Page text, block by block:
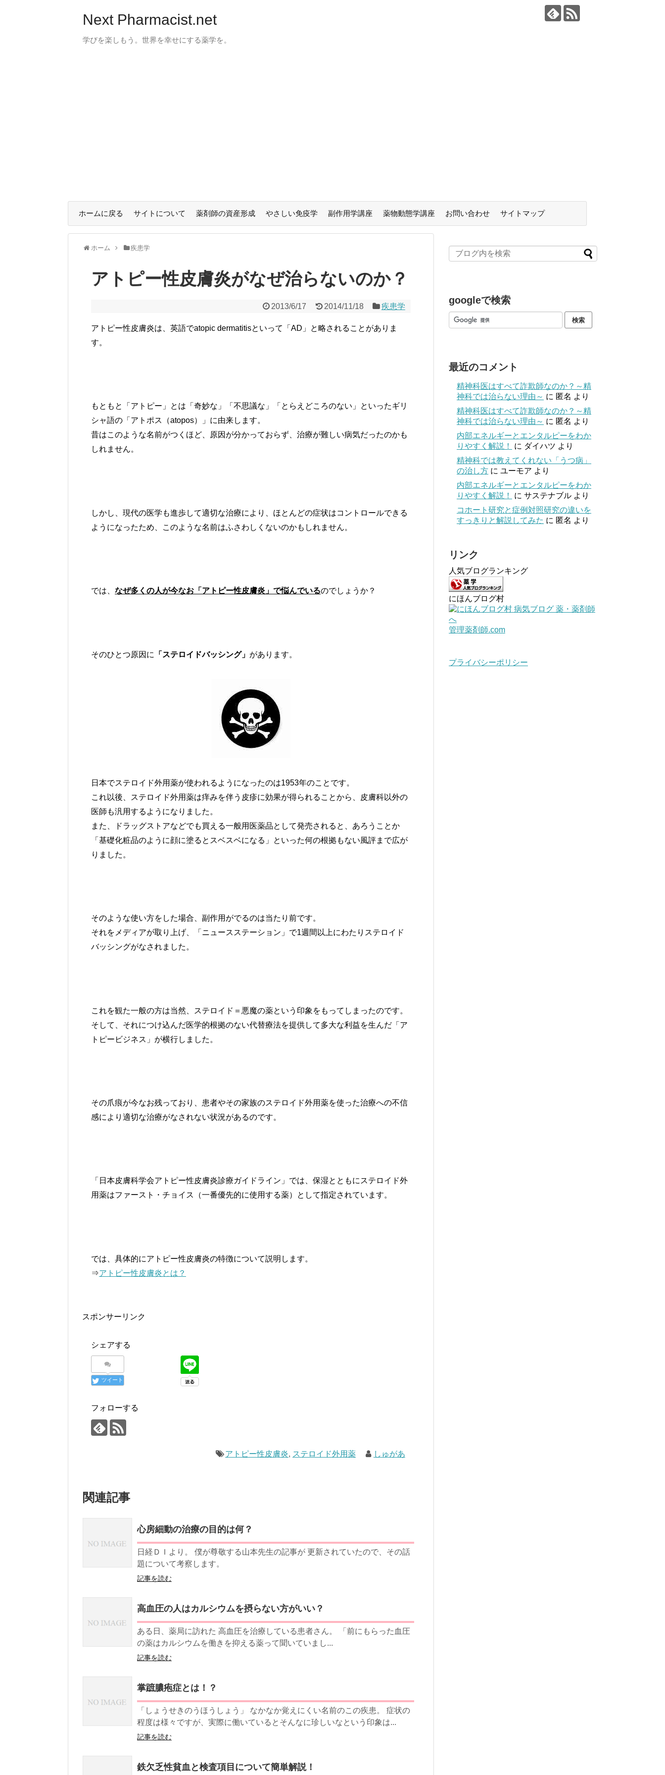
Next Pharmacist.net
学びを楽しもう。世界を幸せにする薬学を。
ホームに戻る サイトについて 薬剤師の資産形成 やさしい免疫学 副作用学講座 薬物動態学講座 お問い合わせ サイトマップ
ホーム 疾患学
アトピー性皮膚炎がなぜ治らないのか？
2013/6/17 2014/11/18 疾患学
アトピー性皮膚炎は、英語でatopic dermatitisといって「AD」と略されることがありま
す。
もともと「アトピー」とは「奇妙な」「不思議な」「とらえどころのない」といったギリ
シャ語の「アトポス（atopos）」に由来します。
昔はこのような名前がつくほど、原因が分かっておらず、治療が難しい病気だったのかも
しれません。
しかし、現代の医学も進歩して適切な治療により、ほとんどの症状はコントロールできる
ようになったため、このような名前はふさわしくないのかもしれません。
では、 なぜ多くの人が今なお「アトピー性皮膚炎」で悩んでいるのでしょうか？
そのひとつ原因に 「ステロイドバッシング」 があります。
日本でステロイド外用薬が使われるようになったのは1953年のことです。
これ以後、ステロイド外用薬は痒みを伴う皮疹に効果が得られることから、皮膚科以外の
医師も汎用するようになりました。
また、ドラッグストアなどでも買える一般用医薬品として発売されると、あろうことか
「基礎化粧品のように顔に塗るとスベスベになる」といった何の根拠もない風評まで広が
りました。
そのような使い方をした場合、副作用がでるのは当たり前です。
それをメディアが取り上げ、「ニュースステーション」で1週間以上にわたりステロイド
バッシングがなされました。
これを観た一般の方は当然、ステロイド＝悪魔の薬という印象をもってしまったのです。
そして、それにつけ込んだ医学的根拠のない代替療法を提供して多大な利益を生んだ「ア
トピービジネス」が横行しました。
その爪痕が今なお残っており、患者やその家族のステロイド外用薬を使った治療への不信
感により適切な治療がなされない状況があるのです。
「日本皮膚科学会アトピー性皮膚炎診療ガイドライン」では、保湿とともにステロイド外
用薬はファースト・チョイス（一番優先的に使用する薬）として指定されています。
では、具体的にアトピー性皮膚炎の特徴について説明します。
⇒アトピー性皮膚炎とは？
スポンサーリンク
シェアする
ツイート
フォローする
アトピー性皮膚炎, ステロイド外用薬 しゅがあ
関連記事
心房細動の治療の目的は何？
日経ＤＩより。 僕が尊敬する山本先生の記事が 更新されていたので、その話
題について考察します。
記事を読む
高血圧の人はカルシウムを摂らない方がいい？
ある日、薬局に訪れた 高血圧を治療している患者さん。 「前にもらった血圧
の薬はカルシウムを働きを抑える薬って聞いていまし...
記事を読む
掌蹠膿疱症とは！？
「しょうせきのうほうしょう」 なかなか覚えにくい名前のこの疾患。 症状の
程度は様々ですが、実際に働いているとそんなに珍しいなという印象は...
記事を読む
鉄欠乏性貧血と検査項目について簡単解説！
googleで検索
最近のコメント
精神科医はすべて詐欺師なのか？～精
神科では治らない理由～ に 匿名 より
精神科医はすべて詐欺師なのか？～精
神科では治らない理由～ に 匿名 より
内部エネルギーとエンタルピーをわか
りやすく解説！
に ダイハツ より
精神科では教えてくれない「うつ病」
の治し方 に ユーモア より
内部エネルギーとエンタルピーをわか
りやすく解説！
に サステナブル より
コホート研究と症例対照研究の違いを
すっきりと解説してみた に 匿名 より
リンク
人気ブログランキング
にほんブログ村
管理薬剤師.com
プライバシーポリシー